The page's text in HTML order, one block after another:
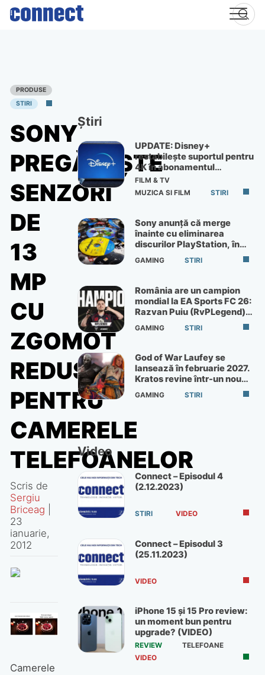
Skip
PRODUSE
STIRI
SONY
PREGĂTEŞTE
SENZORI
DE
13
MP
CU
ZGOMOT
REDUS
PENTRU
CAMERELE
TELEFOANELOR
Scris de
Sergiu
Briceag
23
ianuarie,
2012
Camerele
Știri
UPDATE: Disney+
restabilește suportul pentru
4K în abonamentul
Premium
FILM & TV
MUZICA SI FILM
STIRI
Sony anunță că merge
înainte cu eliminarea
discurilor PlayStation, în
ciuda protestelor
GAMING STIRI
România are un campion
mondial la EA Sports FC 26:
Razvan Puiu (RvPLegend)
câștigă turneul de la Paris
GAMING STIRI
God of War Laufey se
lansează în februarie 2027.
Kratos revine într-un nou
God of War
GAMING STIRI
Video
Connect – Episodul 4
(2.12.2023)
STIRI VIDEO
Connect – Episodul 3
(25.11.2023)
VIDEO
iPhone 15 și 15 Pro review:
un moment bun pentru
upgrade? (VIDEO)
REVIEW
TELEFOANE
VIDEO